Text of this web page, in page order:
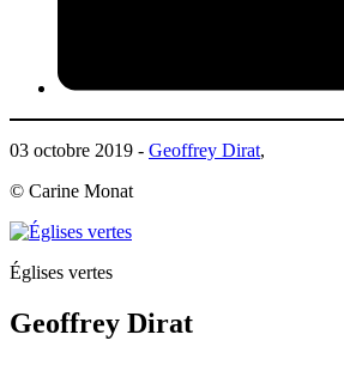
03 octobre 2019 - Geoffrey Dirat,
© Carine Monat
Églises vertes
Geoffrey Dirat